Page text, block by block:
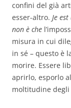
confini del già
esser-altro. Je
non è che
misura in cui
in sé – questo è
morire. Essere
aprirlo, esporlo al
moltitudine